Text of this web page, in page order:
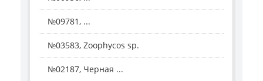
№09781, ...
№03583, Zoophycos sp.
№02187, Черная ...